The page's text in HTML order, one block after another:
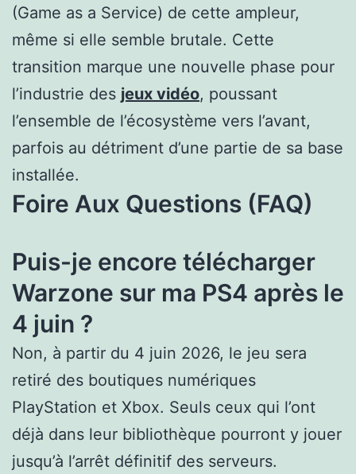
(Game as a Service) de cette ampleur,
même si elle semble brutale. Cette
transition marque une nouvelle phase pour
l’industrie des jeux vidéo, poussant
l’ensemble de l’écosystème vers l’avant,
parfois au détriment d’une partie de sa base
installée.
Foire Aux Questions (FAQ)
Puis-je encore télécharger
Warzone sur ma PS4 après le
4 juin ?
Non, à partir du 4 juin 2026, le jeu sera
retiré des boutiques numériques
PlayStation et Xbox. Seuls ceux qui l’ont
déjà dans leur bibliothèque pourront y jouer
jusqu’à l’arrêt définitif des serveurs.